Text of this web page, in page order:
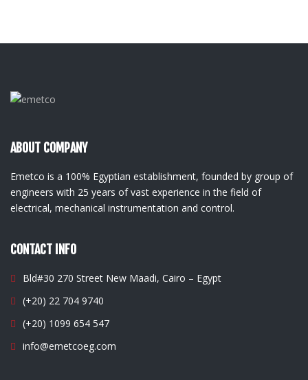
ABOUT COMPANY
Emetco is a 100% Egyptian establishment, founded by group of
engineers with 25 years of vast experience in the field of
electrical, mechanical instrumentation and control.
CONTACT INFO
Bld#30 270 Street New Maadi, Cairo – Egypt
(+20) 22 704 9740
(+20) 1099 654 547
info@emetcoeg.com